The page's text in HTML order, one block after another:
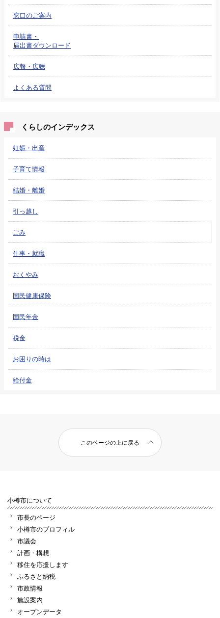
窓口のご案内
申請書・
届出書ダウンロード
広報・広聴
よくある質問
くらしのインデックス
妊娠・出産
子育て情報
結婚・離婚
引っ越し
ごみ
仕事・就職
おくやみ
国民健康保険
国民年金
税金
お困りの時は
給付金
このページの上に戻る
小樽市について
市長のページ
小樽市のプロフィル
市議会
計画・構想
移住を応援します
ふるさと納税
市政情報
施設案内
オープンデータ